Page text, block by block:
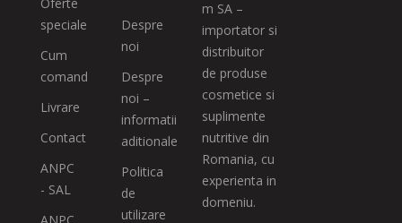
speciale
Cum
comand
Livrare
Contact
ANPC
- SAL
Despre
noi
Despre
noi –
informatii
aditionale
Politica
de
utilizare
m SA –
importator si
distribuitor
de produse
cosmetice si
suplimente
nutritive din
Romania, cu
experienta in
domeniu.